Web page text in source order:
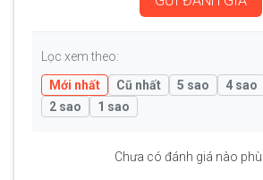
Lọc xem theo:
Mới nhất
Cũ nhất 5 sao 4 sao
2 sao
1 sao
Chưa có đánh giá nào